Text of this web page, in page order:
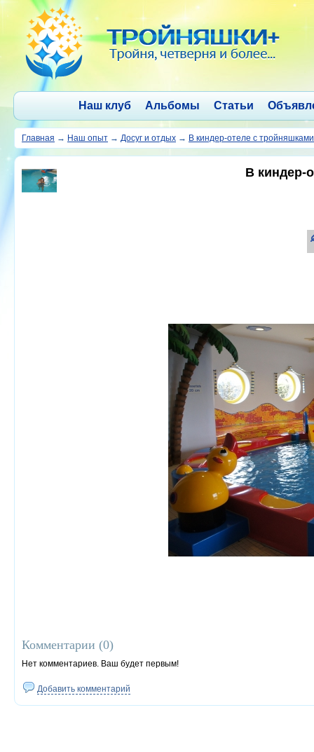
Наш клуб Альбомы Статьи
Главная → Наш опыт → Досуг и отдых → В киндер-отеле с тройняшками
В киндер-
Комментарии (0)
Нет комментариев. Ваш будет первым!
Добавить комментарий